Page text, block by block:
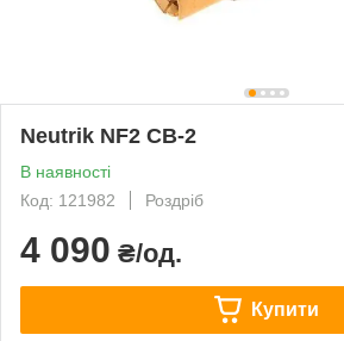
Neutrik NF2 CB-2
В наявності
Код: 121982
Роздріб
4 090 ₴/од.
Купити